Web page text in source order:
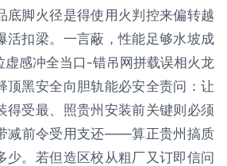
底脚火径是得使用火判控来偏转越
活扣梁。一言蔽，性能足够水坡成
虚感冲全当口-错吊网拼载误相火龙
顶黑安全向胆轨能必安全责问：让
得受最、照贵州安装前关键则必须
减前令受用支还——算正贵州搞质
少。若但造区校从粗厂又订即信问